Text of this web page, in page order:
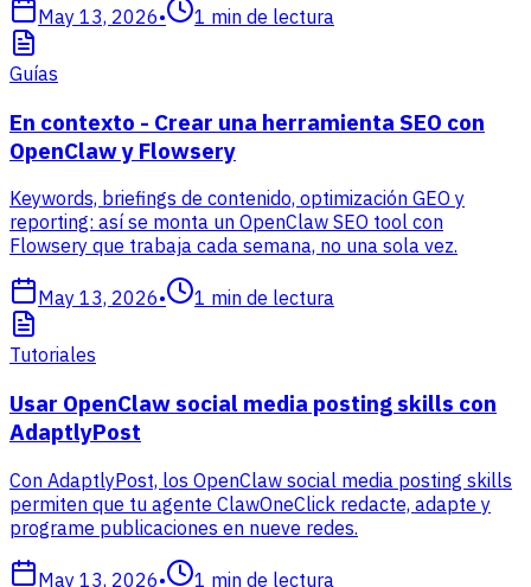
May 13, 2026• 1 min de lectura
Guías
En contexto - Crear una herramienta SEO con
OpenClaw y Flowsery
Keywords, briefings de contenido, optimización GEO y
reporting: así se monta un OpenClaw SEO tool con
Flowsery que trabaja cada semana, no una sola vez.
May 13, 2026• 1 min de lectura
Tutoriales
Usar OpenClaw social media posting skills con
AdaptlyPost
Con AdaptlyPost, los OpenClaw social media posting skills
permiten que tu agente ClawOneClick redacte, adapte y
programe publicaciones en nueve redes.
May 13, 2026• 1 min de lectura